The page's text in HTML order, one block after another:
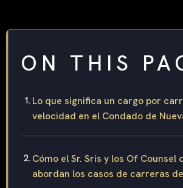
ON THIS
Lo que significa un cargo por
velocidad en el Condado de
Cómo el Sr. Sris y los Of Counsel
abordan los casos de carreras